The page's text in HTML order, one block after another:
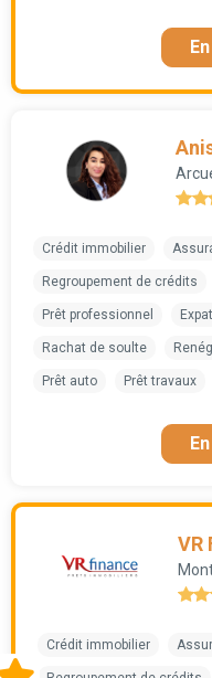
Crédit immobilier
Regroupement de crédits
Prêt professionnel
Rachat de soulte
Prêt auto Prêt travaux
VR
Crédit immobilier